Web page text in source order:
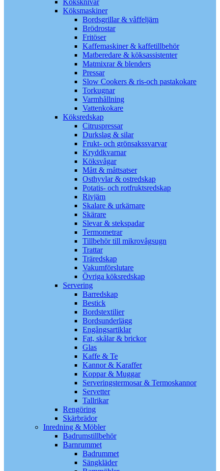
Köksknivar
Köksmaskiner
Bordsgrillar & våffeljärn
Brödrostar
Fritöser
Kaffemaskiner & kaffetillbehör
Matberedare & köksassistenter
Matmixrar & blenders
Pressar
Slow Cookers & ris-och pastakokare
Torkugnar
Varmhållning
Vattenkokare
Köksredskap
Citruspressar
Durkslag & silar
Frukt- och grönsakssvarvar
Kryddkvarnar
Köksvågar
Mått & måttsatser
Osthyvlar & ostredskap
Potatis- och rotfruktsredskap
Rivjärn
Skalare & urkärnare
Skärare
Slevar & stekspadar
Termometrar
Tillbehör till mikrovågsugn
Trattar
Träredskap
Vakumförslutare
Övriga köksredskap
Servering
Barredskap
Bestick
Bordstextilier
Bordsunderlägg
Engångsartiklar
Fat, skålar & brickor
Glas
Kaffe & Te
Kannor & Karaffer
Koppar & Muggar
Serveringstermosar & Termoskannor
Servetter
Tallrikar
Rengöring
Skärbrädor
Inredning & Möbler
Badrumstillbehör
Barnrummet
Badrummet
Sängkläder